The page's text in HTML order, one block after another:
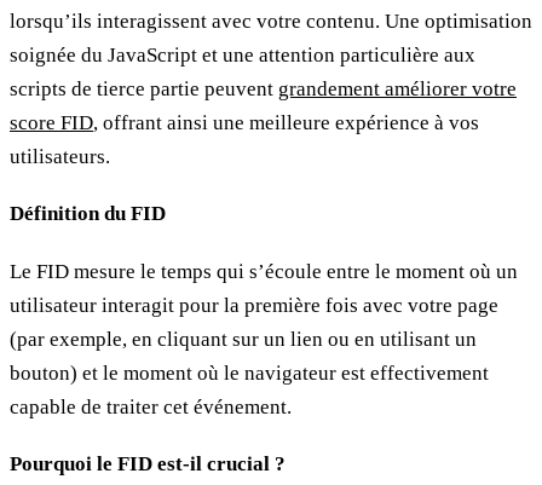
lorsqu’ils interagissent avec votre contenu. Une optimisation
soignée du JavaScript et une attention particulière aux
scripts de tierce partie peuvent grandement améliorer votre
score FID, offrant ainsi une meilleure expérience à vos
utilisateurs.
Définition du FID
Le FID mesure le temps qui s’écoule entre le moment où un
utilisateur interagit pour la première fois avec votre page
(par exemple, en cliquant sur un lien ou en utilisant un
bouton) et le moment où le navigateur est effectivement
capable de traiter cet événement.
Pourquoi le FID est-il crucial ?